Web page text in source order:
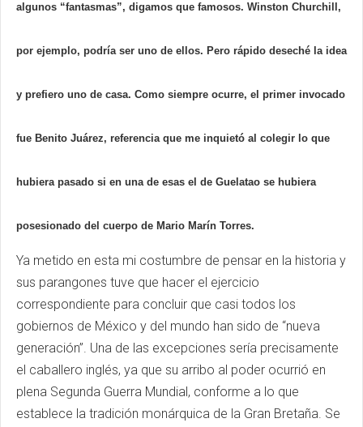
algunos “fantasmas”, digamos que famosos. Winston Churchill,
por ejemplo, podría ser uno de ellos. Pero rápido deseché la idea
y prefiero uno de casa. Como siempre ocurre, el primer invocado
fue Benito Juárez, referencia que me inquietó al colegir lo que
hubiera pasado si en una de esas el de Guelatao se hubiera
posesionado del cuerpo de Mario Marín Torres.
Ya metido en esta mi costumbre de pensar en la historia y
sus parangones tuve que hacer el ejercicio
correspondiente para concluir que casi todos los
gobiernos de México y del mundo han sido de “nueva
generación”. Una de las excepciones sería precisamente
el caballero inglés, ya que su arribo al poder ocurrió en
plena Segunda Guerra Mundial, conforme a lo que
establece la tradición monárquica de la Gran Bretaña. Se